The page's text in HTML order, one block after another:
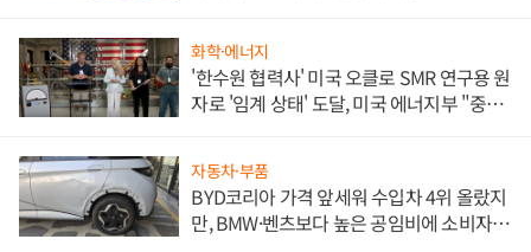
화학·에너지
'한수원 협력사' 미국 오클로 SMR 연구용 원
자로 '임계 상태' 도달, 미국 에너지부 "중요
자동차·부품
BYD코리아 가격 앞세워 수입차 4위 올랐지
만, BMW·벤츠보다 높은 공임비에 소비자